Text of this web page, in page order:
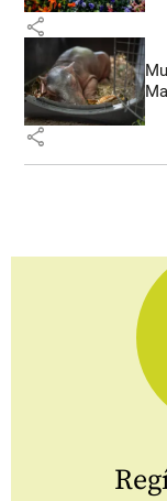
share
share